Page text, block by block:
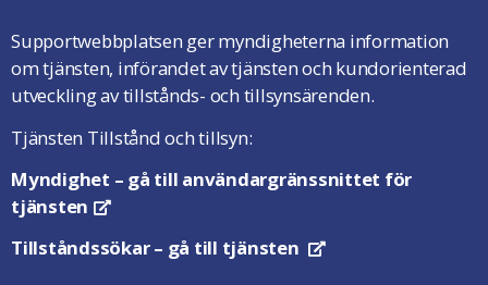
Supportwebbplatsen ger myndigheterna information
om tjänsten, införandet av tjänsten och kundorienterad
utveckling av tillstånds- och tillsynsärenden.
Tjänsten Tillstånd och tillsyn:
Myndighet – gå till användargränssnittet för
tjänsten
Öppnas i en ny flik
Tillståndssökar– gå till tjänsten Öppnas i en ny flik